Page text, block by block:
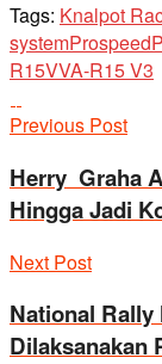
Tags: Knalpot
systemProspeed
R15VVA-R15 V3
Previous Post
Herry Graha
Hingga Jadi
Next Post
National Rally
Dilaksanakan